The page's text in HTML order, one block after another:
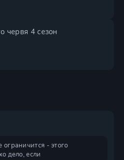
червя 4 сезон
- этого
дело, если